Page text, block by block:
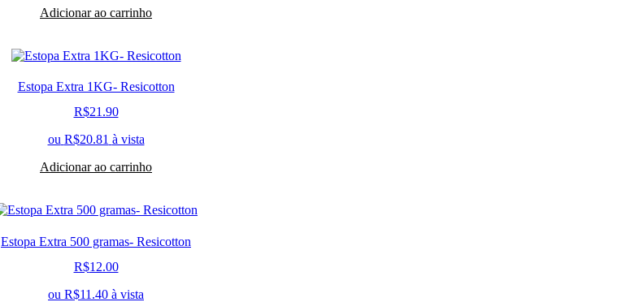
Adicionar ao carrinho
Estopa Extra 1KG- Resicotton
R$21.90
ou R$20.81 à vista
Adicionar ao carrinho
Estopa Extra 500 gramas- Resicotton
R$12.00
ou R$11.40 à vista